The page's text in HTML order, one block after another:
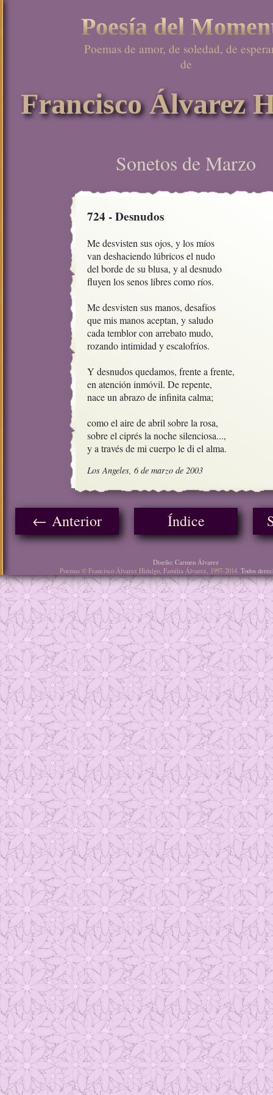
Poesía del
Poemas de amor, de soledad, de
de
Francisco Álvarez
Sonetos de Marzo
724 - Desnudos
Me desvisten sus ojos, y los míos
van deshaciendo lúbricos el nudo
del borde de su blusa, y al desnudo
fluyen los senos libres como ríos.
Me desvisten sus manos, desafíos
que mis manos aceptan, y saludo
cada temblor con arrebato mudo,
rozando intimidad y escalofríos.
Y desnudos quedamos, frente a frente,
en atención inmóvil. De repente,
nace un abrazo de infinita calma;
como el aire de abril sobre la rosa,
sobre el ciprés la noche silenciosa...,
y a través de mi cuerpo le di el alma.
Los Angeles, 6 de marzo de 2003
← Anterior Índice
Diseño: Carmen Álvarez
Poemas © Francisco Álvarez Hidalgo, Familia Álvarez, 1997-2014. Todos